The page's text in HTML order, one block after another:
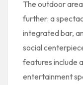
The outdoor
further: a
integrated bar,
social
features include
entertainment